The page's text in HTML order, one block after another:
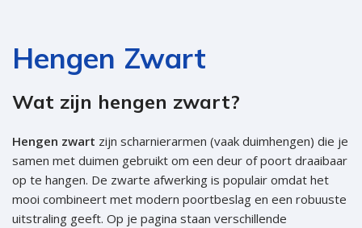
Hengen Zwart
Wat zijn hengen zwart?
Hengen zwart zijn scharnierarmen (vaak duimhengen) die je
samen met duimen gebruikt om een deur of poort draaibaar
op te hangen. De zwarte afwerking is populair omdat het
mooi combineert met modern poortbeslag en een robuuste
uitstraling geeft. Op je pagina staan verschillende